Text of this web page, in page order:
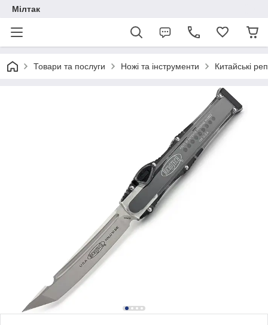
Мілтак
Товари та послуги Ножі та інструменти Китайські